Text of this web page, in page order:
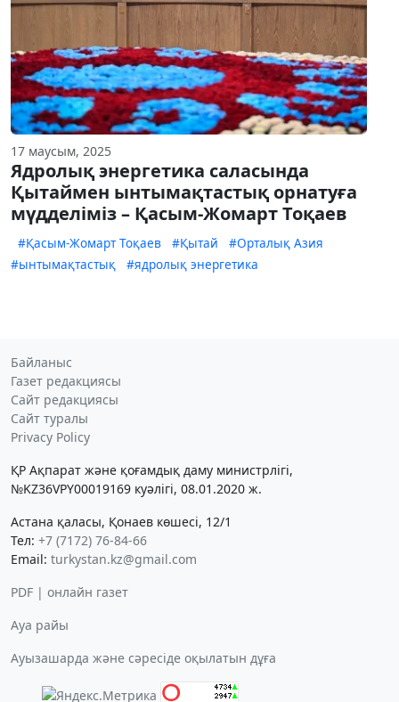
17 маусым, 2025
Ядролық энергетика саласында
Қытаймен ынтымақтастық орнатуға
мүдделіміз – Қасым-Жомарт Тоқаев
#Қасым-Жомарт Тоқаев #Қытай
#Орталық Азия
#ынтымақтастық
#ядролық энергетика
Байланыс
Газет редакциясы
Сайт редакциясы
Сайт туралы
Privacy Policy
ҚР Ақпарат және қоғамдық даму министрлігі,
№KZ36VPY00019169 куәлігі, 08.01.2020 ж.
Астана қаласы, Қонаев көшесі, 12/1
Тел: +7 (7172) 76-84-66
Email: turkystan.kz@gmail.com
PDF | онлайн газет
Ауа райы
Ауызашарда және сәресіде оқылатын дұға